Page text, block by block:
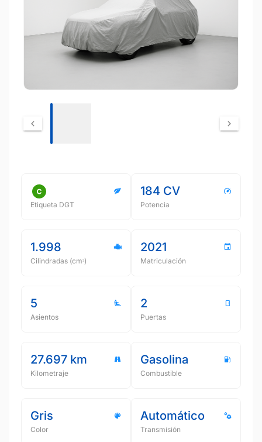
Etiqueta DGT
184 CV
Potencia
1.998
Cilindradas (cmᵌ)
2021
Matriculación
5
Asientos
2
Puertas
27.697 km
Kilometraje
Gasolina
Combustible
Gris
Color
Automático
Transmisión